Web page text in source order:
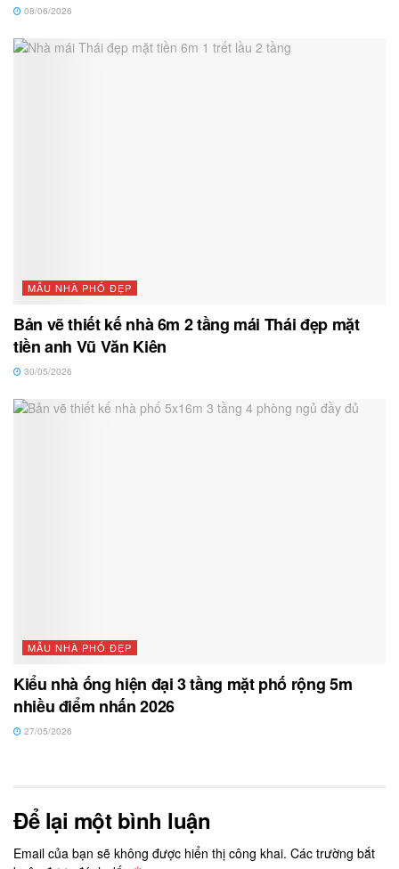
08/06/2026
MẪU NHÀ PHỐ ĐẸP
Bản vẽ thiết kế nhà 6m 2 tầng mái Thái đẹp mặt
tiền anh Vũ Văn Kiên
30/05/2026
MẪU NHÀ PHỐ ĐẸP
Kiểu nhà ống hiện đại 3 tầng mặt phố rộng 5m
nhiều điểm nhấn 2026
27/05/2026
Để lại một bình luận
Email của bạn sẽ không được hiển thị công khai. Các trường bắt